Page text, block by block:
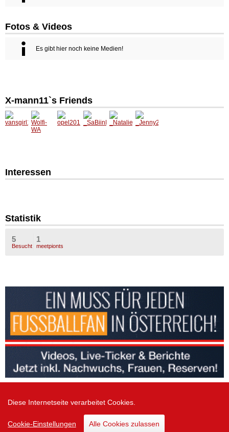
Diese Internetseite verarbeitet Cookies.
Cookie-Einstellungen Alle Cookies zulassen
Fotos & Videos
Es gibt hier noch keine Medien!
X-mann11`s Friends
Interessen
Statistik
5
Besucht
1
meetpionts